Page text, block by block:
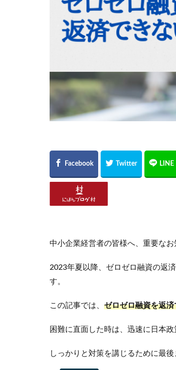
中小企業経営者の皆様へ、重要なお
2023年夏以降、ゼロゼロ融資の返
す。
この記事では、 ゼロゼロ融資を返
困難に直面した時は、迅速に日本
しっかりと対策を講じるために最後